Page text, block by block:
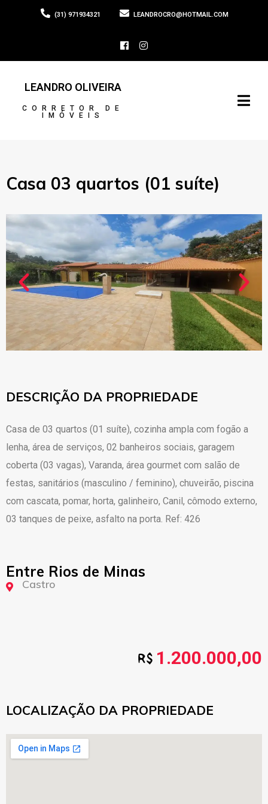
(31) 971934321 LEANDROCRO@HOTMAIL.COM
LEANDRO OLIVEIRA
CORRETOR DE
IMÓVEIS
Casa 03 quartos (01 suíte)
DESCRIÇÃO DA PROPRIEDADE
Casa de 03 quartos (01 suíte), cozinha ampla com fogão a
lenha, área de serviços, 02 banheiros sociais, garagem
coberta (03 vagas), Varanda, área gourmet com salão de
festas, sanitários (masculino / feminino), chuveirão, piscina
com cascata, pomar, horta, galinheiro, Canil, cômodo externo,
03 tanques de peixe, asfalto na porta. Ref: 426
Entre Rios de Minas
Castro
1.200.000,00
LOCALIZAÇÃO DA PROPRIEDADE